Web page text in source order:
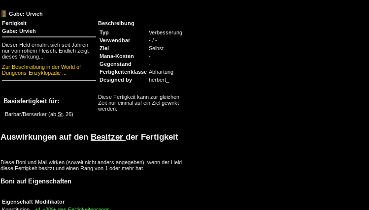
Gabe: Urvieh
Fertigkeit
Beschreibung
Gabe: Urvieh
Dieser Held ernährt sich seit Jahren
nur von rohem Fleisch. Endlich zeigt
dieses Wirkung...
Zur Beschreibung in der World of
Dungeons-Enzyklopädie ...
Basisfertigkeit für:
Barbar/Berserker (ab St . 26)
Typ
Verbesserung
Verwendbar
- / -
Ziel
Selbst
Mana-Kosten
-
Gegenstand
-
Fertigkeitenklasse Abhärtung
Designed by
herbert_
Diese Fertigkeit kann zur gleichen
Zeit nur einmal auf ein Ziel gewirkt
werden.
Auswirkungen auf den Besitzer der Fertigkeit
Diese Boni und Mali wirken (soweit nicht anders angegeben), wenn der Held
diese Fertigkeit besitzt und einen Rang von 1 oder mehr hat.
Boni auf Eigenschaften
Eigenschaft Modifikator